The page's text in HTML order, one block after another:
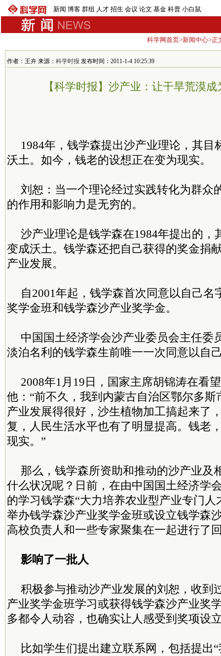
新闻 博客 群组 人才 招生 会议 论文 基金 科普 小白鼠
科学网首页>新闻中心>正
作者：王卉 来源： 科学时报 发布时间：2011-1-4 10:25:39
【科学时报】沙产业：让干旱荒漠
1984年，钱学森提出沙产业理论，其目
沃土。如今，钱老的设想正在变为现实。
刘恕：当一个理论经过实践转化为群众
的作用和影响力是无穷的。
沙产业理论是钱学森在1984年提出的，
变成沃土。钱学森还把自己获得的奖金捐
产业发展。
自2001年起，钱学森首次同意以自己名
奖学金班和钱学森沙产业奖学金。
中国国土经济学会沙产业委员会主任委
淡泊名利的钱学森生前唯一一次同意以自
2008年1月19日，国家主席胡锦涛在看
他：“前不久，我到内蒙古自治区鄂尔多
产业发展得很好，沙生植物加工搞起来了
复，人民生活水平也有了明显提高。钱老
现实。”
那么，钱学森所资助和推动的沙产业及
什么状况呢？日前，在由中国国土经济学
的学习钱学森“大力培养农业型产业专门人
举办钱学森沙产业奖学金班或设立钱学森
高校负责人和一些专家聚集在一起进行了
影响了一批人
积极参与推动沙产业发展的刘恕，收到
产业奖学金班学习或获得钱学森沙产业奖
多都令人动容，也确实让人感受到奖项设
比如学生们提出建立联系网，包括提出